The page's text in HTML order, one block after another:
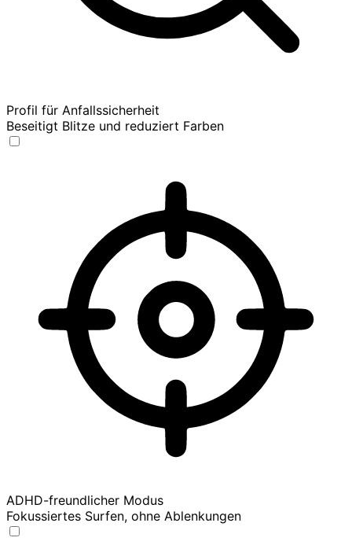
Profil für Anfallssicherheit
Beseitigt Blitze und reduziert Farben
ADHD-freundlicher Modus
Fokussiertes Surfen, ohne Ablenkungen